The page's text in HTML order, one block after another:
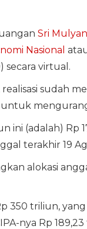
Sri
Nasional
secara virtual.
sudah
ini (adalah) Rp
terakhir 19
alokasi
350 triliun,
nya Rp